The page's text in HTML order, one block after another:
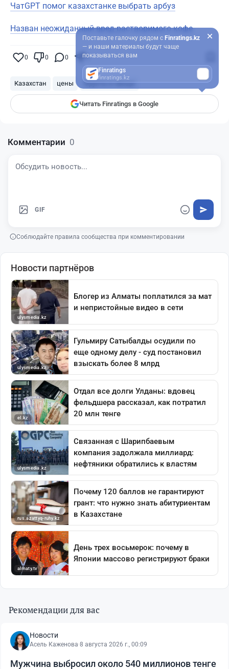
ЧатGPT помог казахстанке выбрать арбуз
Назван неожиданный вред растворимого кофе
0 0 0 0
Казахстан цены Фрукты и овощи
Читать Finratings в Google
Поставьте галочку рядом с Finratings.kz
— и наши материалы будут чаще
показываться вам
Finratings
finratings.kz
Комментарии 0
GIF
Соблюдайте правила сообщества при комментировании
Рекомендации для вас
Новости
Асель Каженова·8 августа 2026 г., 00:09
Мужчина выбросил около 540 миллионов тенге